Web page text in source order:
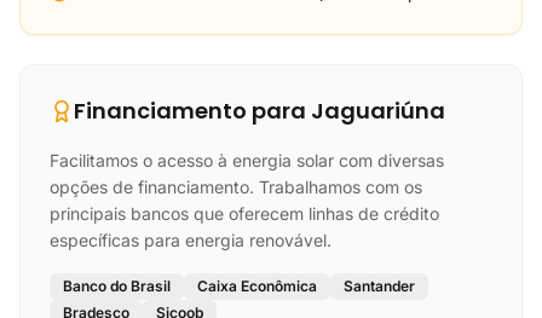
Financiamento para Jaguariúna
Facilitamos o acesso à energia solar com diversas
opções de financiamento. Trabalhamos com os
principais bancos que oferecem linhas de crédito
específicas para energia renovável.
Banco do Brasil Caixa Econômica
Santander
Bradesco
Sicoob